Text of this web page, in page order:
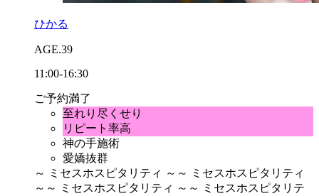
ひかる
AGE.39
11:00-16:30
ご予約満了
至れり尽くせり
リピート率高
神の手施術
愛嬌抜群
～ ミセスホスピタリティ ～ ～ ミセスホスピタリティ
～ ～ ミセスホスピタリティ ～ ～ ミセスホスピタリテ